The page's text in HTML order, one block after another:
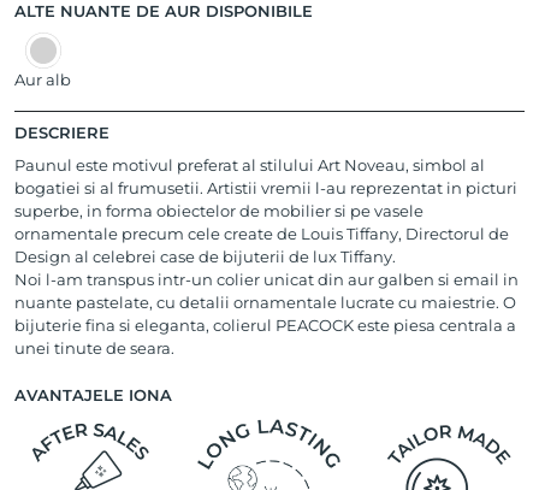
ALTE NUANTE DE AUR DISPONIBILE
Aur alb
DESCRIERE
Paunul este motivul preferat al stilului Art Noveau, simbol al
bogatiei si al frumusetii. Artistii vremii l-au reprezentat in picturi
superbe, in forma obiectelor de mobilier si pe vasele
ornamentale precum cele create de Louis Tiffany, Directorul de
Design al celebrei case de bijuterii de lux Tiffany.
Noi l-am transpus intr-un colier unicat din aur galben si email in
nuante pastelate, cu detalii ornamentale lucrate cu maiestrie. O
bijuterie fina si eleganta, colierul PEACOCK este piesa centrala a
unei tinute de seara.
AVANTAJELE IONA